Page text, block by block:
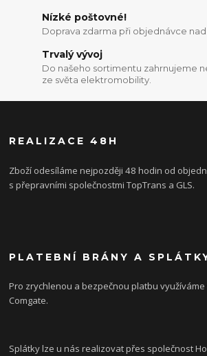
Nízké poštovné!
Doprava zdarma při objednávce nad
Trvalý vývoj
Do našeho sortimentu zahrnujeme
ze světa elektromobility.
REALIZACE 48H
Zboží odesíláme nejpozději 48 hodin od
s přepravními společnostmi TopTrans a GLS.
PLATEBNÍ BRÁNY A
Pro zrychlenou a bezpečnou platbu
Comgate.
Splátky lze u nás realizovat přes společnost